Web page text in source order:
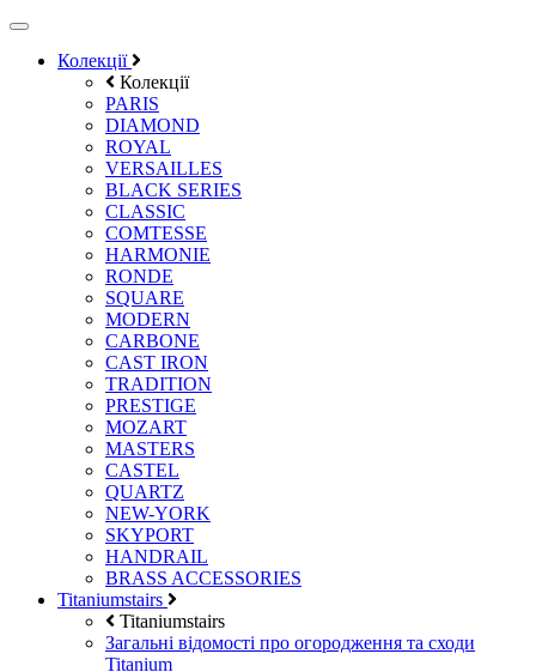
Колекції
Колекції
PARIS
DIAMOND
ROYAL
VERSAILLES
BLACK SERIES
CLASSIC
COMTESSE
HARMONIE
RONDE
SQUARE
MODERN
CARBONE
CAST IRON
TRADITION
PRESTIGE
MOZART
MASTERS
CASTEL
QUARTZ
NEW-YORK
SKYPORT
HANDRAIL
BRASS ACCESSORIES
Titaniumstairs
Titaniumstairs
Загальні відомості про огородження та сходи
Titanium